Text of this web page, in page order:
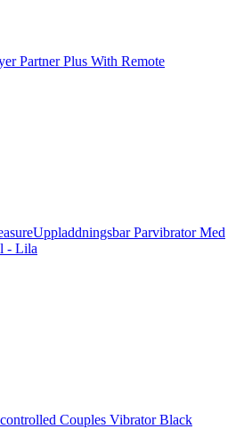
Partner Plus With Remote
Parvibrator Med
- Lila
Couples Vibrator Black